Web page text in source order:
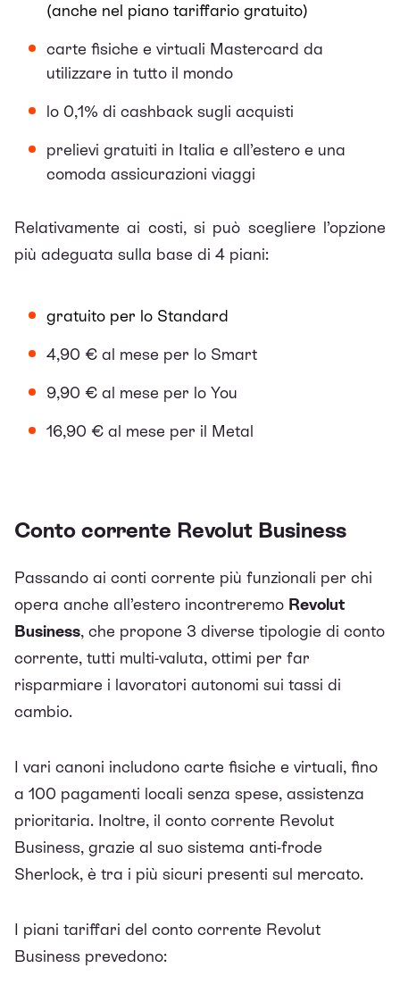
(anche nel piano tariffario gratuito)
carte fisiche e virtuali Mastercard da
utilizzare in tutto il mondo
lo 0,1% di cashback sugli acquisti
prelievi gratuiti in Italia e all’estero e una
comoda assicurazioni viaggi
Relativamente ai costi, si può scegliere l’opzione
più adeguata sulla base di 4 piani:
gratuito per lo Standard
4,90 € al mese per lo Smart
9,90 € al mese per lo You
16,90 € al mese per il Metal
Conto corrente Revolut Business
Passando ai conti corrente più funzionali per chi
opera anche all’estero incontreremo Revolut
Business, che propone 3 diverse tipologie di conto
corrente, tutti multi-valuta, ottimi per far
risparmiare i lavoratori autonomi sui tassi di
cambio.
I vari canoni includono carte fisiche e virtuali, fino
a 100 pagamenti locali senza spese, assistenza
prioritaria. Inoltre, il conto corrente Revolut
Business, grazie al suo sistema anti-frode
Sherlock, è tra i più sicuri presenti sul mercato.
I piani tariffari del conto corrente Revolut
Business prevedono: